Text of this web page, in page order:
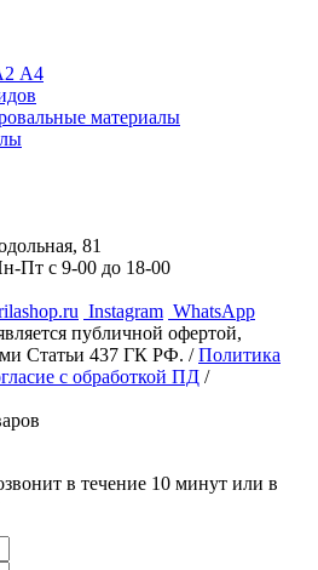
А4
материалы
81
Пт с 9-00 до 18-00
Instagram WhatsApp
публичной офертой,
Статьи 437 ГК РФ. /Политика
с обработкой ПД /
в течение 10 минут или в